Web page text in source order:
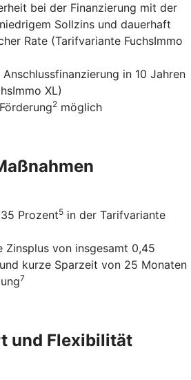
bei der Finanzierung mit der
Sollzins und dauerhaft
Rate (Tarifvariante FuchsImmo
in 10 Jahren
XL)
2 möglich
Prozent5 in der Tarifvariante
Zinsplus von insgesamt 0,45
kurze Sparzeit von 25 Monaten
7
und Flexibilität